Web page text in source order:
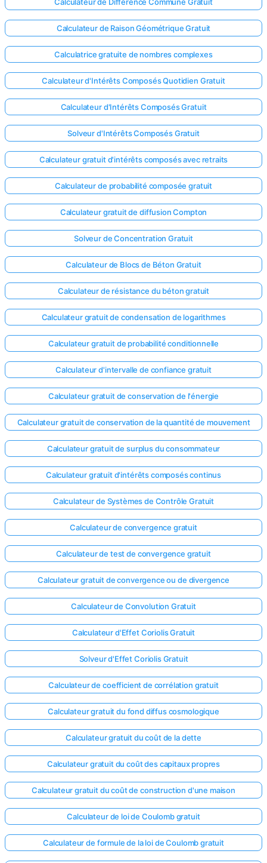
Calculateur de Raison Géométrique Gratuit
Calculatrice gratuite de nombres complexes
Calculateur d'Intérêts Composés Quotidien Gratuit
Calculateur d'Intérêts Composés Gratuit
Solveur d'Intérêts Composés Gratuit
Calculateur gratuit d'intérêts composés avec retraits
Calculateur de probabilité composée gratuit
Calculateur gratuit de diffusion Compton
Solveur de Concentration Gratuit
Calculateur de Blocs de Béton Gratuit
Calculateur de résistance du béton gratuit
Calculateur gratuit de condensation de logarithmes
Calculateur gratuit de probabilité conditionnelle
Calculateur d'intervalle de confiance gratuit
Calculateur gratuit de conservation de l'énergie
Calculateur gratuit de conservation de la quantité de mouvement
Calculateur gratuit de surplus du consommateur
Calculateur gratuit d'intérêts composés continus
Calculateur de Systèmes de Contrôle Gratuit
Calculateur de convergence gratuit
Calculateur de test de convergence gratuit
Calculateur gratuit de convergence ou de divergence
Calculateur de Convolution Gratuit
Calculateur d'Effet Coriolis Gratuit
Solveur d'Effet Coriolis Gratuit
Calculateur de coefficient de corrélation gratuit
Calculateur gratuit du fond diffus cosmologique
Calculateur gratuit du coût de la dette
Calculateur gratuit du coût des capitaux propres
Calculateur gratuit du coût de construction d'une maison
Calculateur de loi de Coulomb gratuit
Calculateur de formule de la loi de Coulomb gratuit